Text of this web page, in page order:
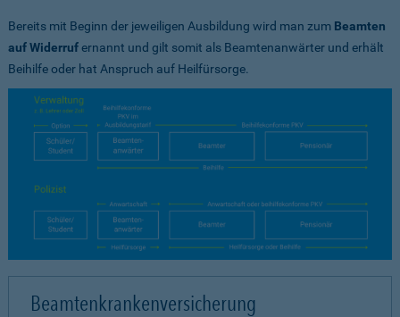
Bereits mit Beginn der jeweiligen Ausbildung wird man zum Beamten
auf Widerrufernannt und gilt somit als Beamtenanwärter und erhält
Beihilfe oder hat Anspruch auf Heilfürsorge.
Beamtenkrankenversicherung